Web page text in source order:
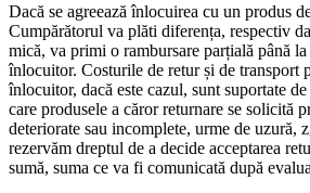
Dacă se agreează înlocuirea cu un produs
Cumpărătorul va plăti diferența, respectiv
mică, va primi o rambursare parțială până
înlocuitor. Costurile de retur și de transport
înlocuitor, dacă este cazul, sunt suportate
care produsele a căror returnare se solicită
deteriorate sau incomplete, urme de uzură,
rezervăm dreptul de a decide acceptarea
sumă, suma ce va fi comunicată după